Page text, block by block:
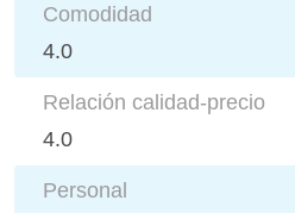
Comodidad
4.0
Relación calidad-precio
4.0
Personal